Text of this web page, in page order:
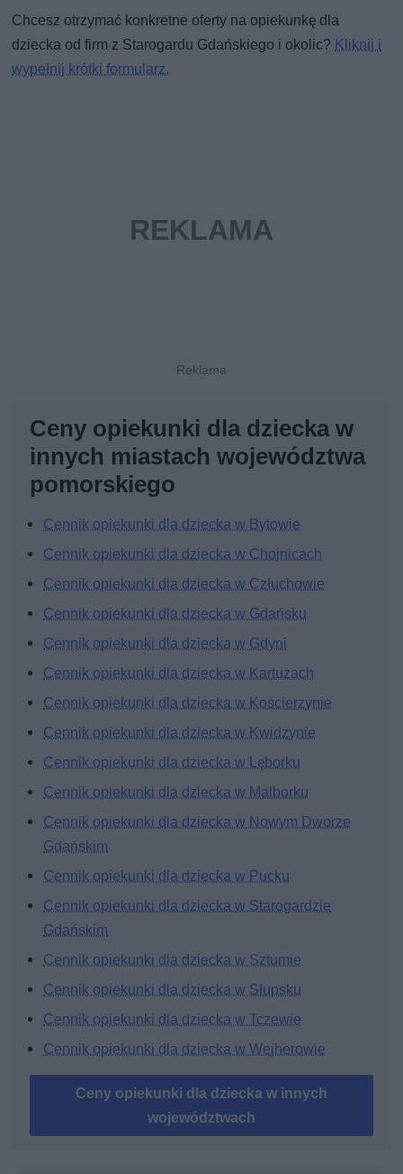
Chcesz otrzymać konkretne oferty na opiekunkę dla
dziecka od firm z Starogardu Gdańskiego i okolic? Kliknij i
wypełnij krótki formularz.
Ceny opiekunki dla dziecka w
innych miastach województwa
pomorskiego
Cennik opiekunki dla dziecka w Bytowie
Cennik opiekunki dla dziecka w Chojnicach
Cennik opiekunki dla dziecka w Człuchowie
Cennik opiekunki dla dziecka w Gdańsku
Cennik opiekunki dla dziecka w Gdyni
Cennik opiekunki dla dziecka w Kartuzach
Cennik opiekunki dla dziecka w Kościerzynie
Cennik opiekunki dla dziecka w Kwidzynie
Cennik opiekunki dla dziecka w Lęborku
Cennik opiekunki dla dziecka w Malborku
Cennik opiekunki dla dziecka w Nowym Dworze
Gdańskim
Cennik opiekunki dla dziecka w Pucku
Cennik opiekunki dla dziecka w Starogardzie
Gdańskim
Cennik opiekunki dla dziecka w Sztumie
Cennik opiekunki dla dziecka w Słupsku
Cennik opiekunki dla dziecka w Tczewie
Cennik opiekunki dla dziecka w Wejherowie
Ceny opiekunki dla dziecka w innych
województwach